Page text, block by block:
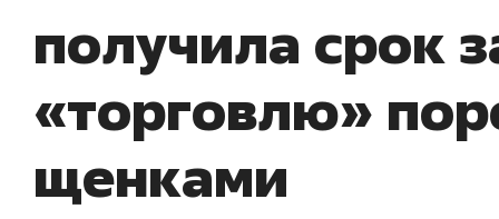
получила срок
«торговлю»
щенками
Как бизнесу выйти на зарубежные
чем интересен Оман?